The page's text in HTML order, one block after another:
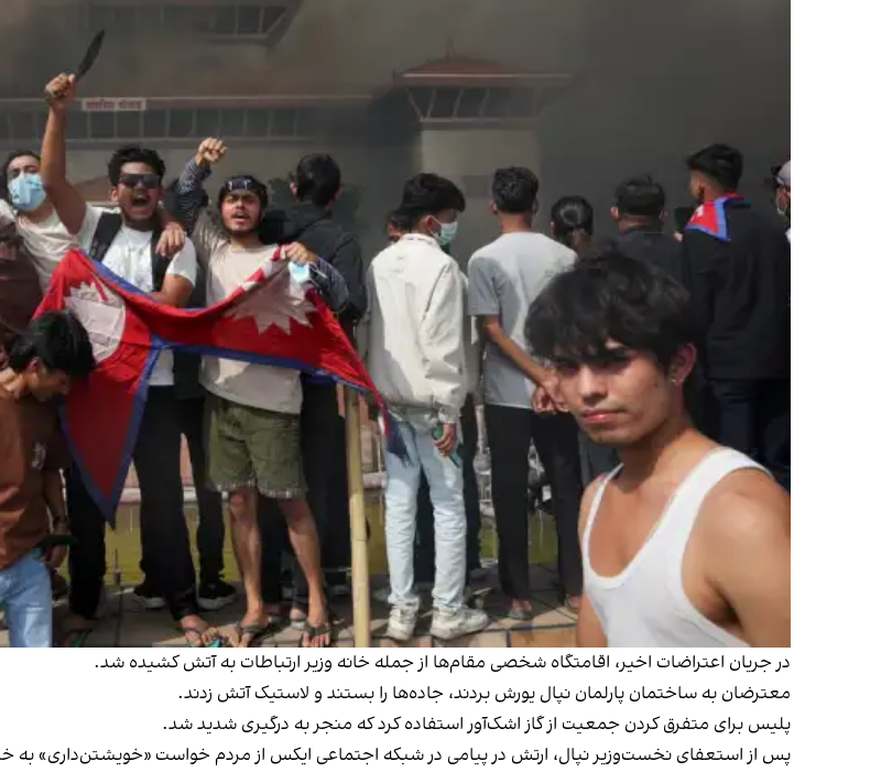
در جریان اعتراضات اخیر، اقامتگاه شخصی مقام‌ها از جمله خانه وزیر ارتباطات به آتش کشیده شد.
معترضان به ساختمان پارلمان نپال یورش بردند، جاده‌ها را بستند و لاستیک‌ آتش زدند.
پلیس برای متفرق کردن جمعیت از گاز اشک‌آور استفاده کرد که منجر به درگیری شدید شد.
پس از استعفای نخست‌وزیر نپال، ارتش در پیامی در شبکه اجتماعی ایکس از مردم خواست «خویشتن‌داری» به